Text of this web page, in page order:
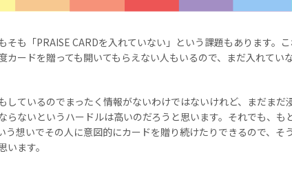
そも「PRAISE CARDを入れていない」という課題もあります。
カードを贈っても開いてもらえない人もいるので、まだ入れてい
しているのでまったく情報がないわけではないけれど、まだまだ
らないというハードルは高いのだろうと思います。それでも、も
う想いでその人に意図的にカードを贈り続けたりできるので、そ
ます。